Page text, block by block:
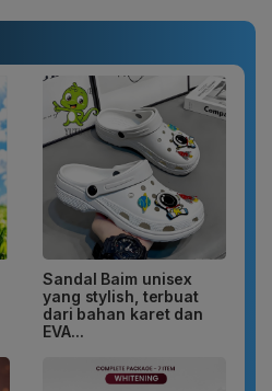
Sandal Baim unisex
yang stylish, terbuat
dari bahan karet dan
EVA...